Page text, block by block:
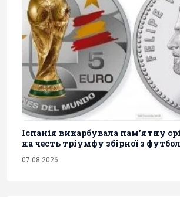
Іспанія викарбувала пам'ятну
на честь тріумфу збірної з
07.08.2026